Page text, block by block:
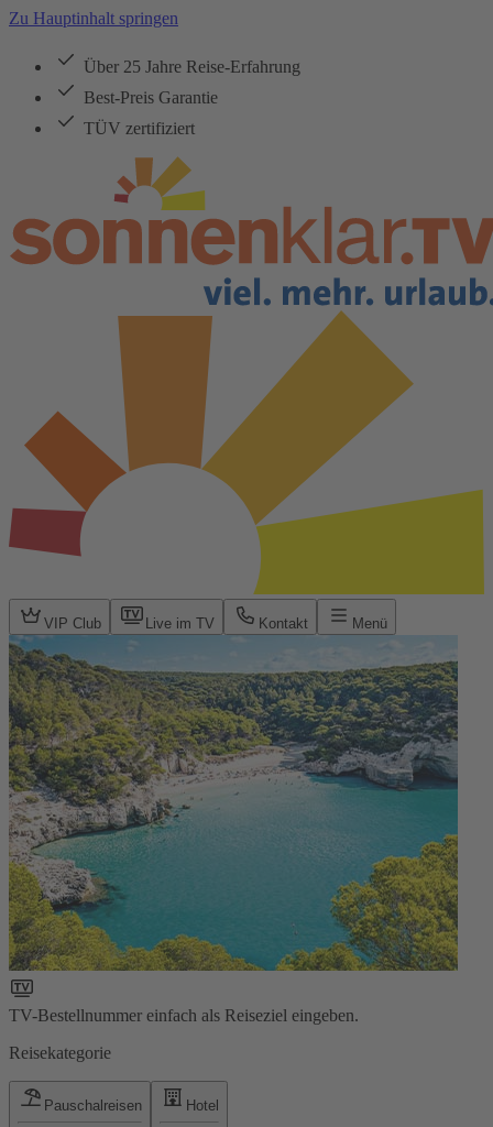
Zu Hauptinhalt springen
Über 25 Jahre Reise-Erfahrung
Best-Preis Garantie
TÜV zertifiziert
VIP Club Live im TV Kontakt Menü
TV-Bestellnummer einfach als Reiseziel eingeben.
Reisekategorie
Pauschalreisen Hotel